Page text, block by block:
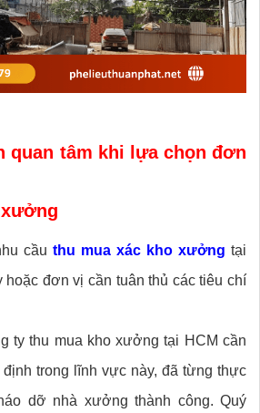
quan tâm khi lựa chọn đơn
cầu thu mua xác kho xưởng tại
hoặc đơn vị cần tuân thủ các tiêu chí
ty thu mua kho xưởng tại HCM cần
trong lĩnh vực này, đã từng thực
dỡ nhà xưởng thành công. Quý